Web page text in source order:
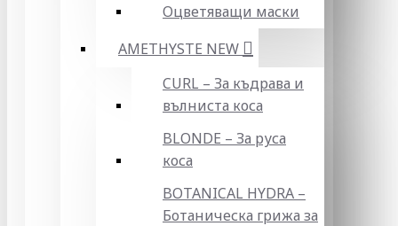
Оцветяващи маски
AMETHYSTE NEW
CURL – За къдрава и
вълниста коса
BLONDE – За руса
коса
BOTANICAL HYDRA –
Ботаническа грижа за